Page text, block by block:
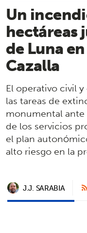
Un
hectáreas
de Luna
Cazalla
El operativo civil
las tareas de
monumental
de los servicios
el plan
alto riesgo en la
J.J. SARABIA